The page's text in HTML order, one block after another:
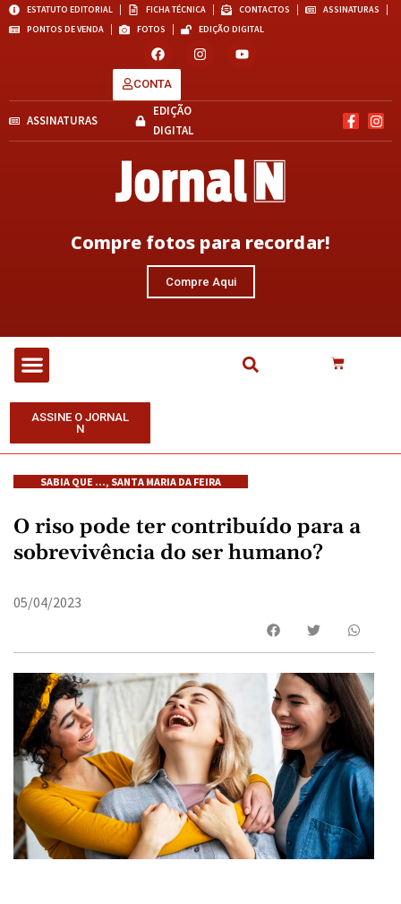
ESTATUTO EDITORIAL FICHA TÉCNICA CONTACTOS
ASSINATURAS
PONTOS DE VENDA
FOTOS EDIÇÃO DIGITAL
CONTA
ASSINATURAS
EDIÇÃO
DIGITAL
Compre fotos para recordar!
Compre Aqui
ASSINE O JORNAL
N
SABIA QUE ..., SANTA MARIA DA FEIRA
O riso pode ter contribuído para a
sobrevivência do ser humano?
05/04/2023